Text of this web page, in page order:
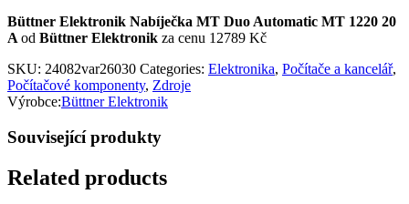
Büttner Elektronik Nabíječka MT Duo Automatic MT 1220 20
Aod Büttner Elektronik za cenu 12789 Kč
SKU: 24082var26030 Categories: Elektronika, Počítače a kancelář,
Počítačové komponenty, Zdroje
Výrobce:Büttner Elektronik
Související produkty
Related products